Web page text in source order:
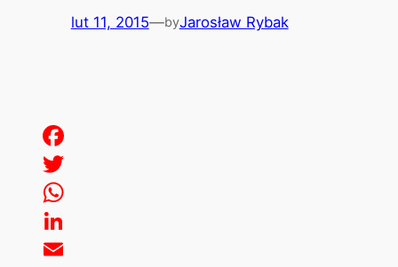
lut 11, 2015—byJarosław Rybak
Facebook
Twitter
WhatsApp
LinkedIn